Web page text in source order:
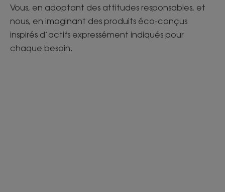
Vous, en adoptant des attitudes responsables, et
nous, en imaginant des produits éco-conçus
inspirés d’actifs expressément indiqués pour
chaque besoin.